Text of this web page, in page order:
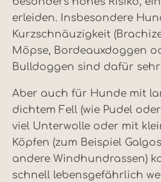
erleiden. Insbesondere
Kurzschnäuzigkeit
Möpse, Bordeauxdoggen
Bulldoggen sind dafür
Aber auch für Hunde mit
dichtem Fell (wie Pudel
viel Unterwolle oder mit
Köpfen (zum Beispiel
andere Windhundrassen)
schnell lebensgefährlich